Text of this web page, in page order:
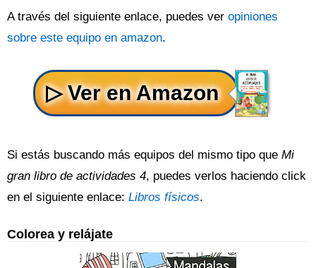
A través del siguiente enlace, puedes ver opiniones
sobre este equipo en amazon.
Si estás buscando más equipos del mismo tipo que Mi
gran libro de actividades 4, puedes verlos haciendo click
en el siguiente enlace: Libros físicos.
Colorea y relájate